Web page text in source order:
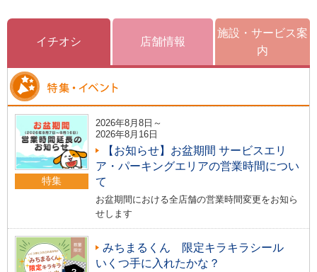
イチオシ 店舗情報
施設・サービス案
内
特集
2026年8月8日～
2026年8月16日
【お知らせ】お盆期間 サービスエリ
ア・パーキングエリアの営業時間につい
て
お盆期間における全店舗の営業時間変更をお知ら
せします
みちまるくん 限定キラキラシール
いくつ手に入れたかな？